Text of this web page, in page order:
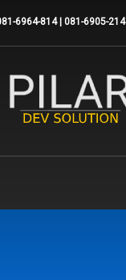
6964-814 | 081-6905-214